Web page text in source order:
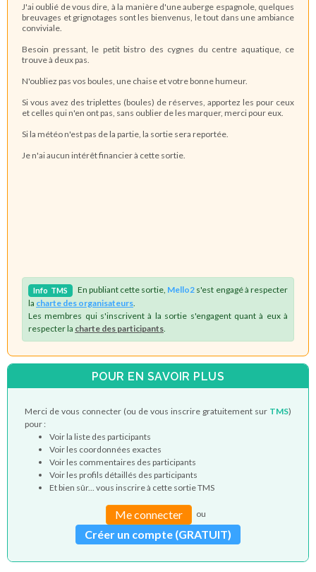
J'ai oublié de vous dire, à la manière d'une auberge espagnole, quelques
breuvages et grignotages sont les bienvenus, le tout dans une ambiance
conviviale.
Besoin pressant, le petit bistro des cygnes du centre aquatique, ce
trouve à deux pas.
N'oubliez pas vos boules, une chaise et votre bonne humeur.
Si vous avez des triplettes (boules) de réserves, apportez les pour ceux
et celles qui n'en ont pas, sans oublier de les marquer, merci pour eux.
Si la météo n'est pas de la partie, la sortie sera reportée.
Je n'ai aucun intérêt financier à cette sortie.
Info TMS En publiant cette sortie, Mello2 s'est engagé à respecter
la charte des organisateurs
Les membres qui s'inscrivent à la sortie s'engagent quant à eux à
respecter la charte des participants
POUR EN SAVOIR PLUS
Merci de vous connecter (ou de vous inscrire gratuitement sur TMS)
pour :
Voir la liste des participants
Voir les coordonnées exactes
Voir les commentaires des participants
Voir les profils détaillés des participants
Et bien sûr... vous inscrire à cette sortie TMS
Me connecter ou
Créer un compte (GRATUIT)